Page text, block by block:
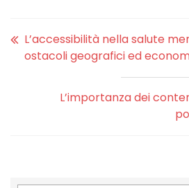
L’accessibilità nella salute
ostacoli geografici ed
L’importanza dei